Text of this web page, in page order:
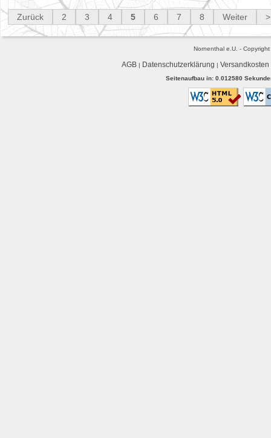
Zurück 2 3 4 5 6 7 8 Weiter >
Nornenthal e.U. -
AGB| Datenschutzerklärung | Versandkosten
Seitenaufbau in: 0.012580